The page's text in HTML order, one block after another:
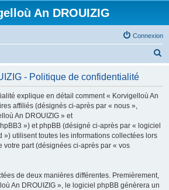
An DROUIZIG
Connexion
- Politique de confidentialité
explique en détail comment « Korvigelloù An
affiliés (désignés ci-après par « nous »,
An DROUIZIG » et
») et phpBB (désigné ci-après par « logiciel
») utilisent toutes les informations collectées lors
votre part (désignées ci-après par « vos
de deux manières différentes. Premièrement,
An DROUIZIG », le logiciel phpBB génèrera un